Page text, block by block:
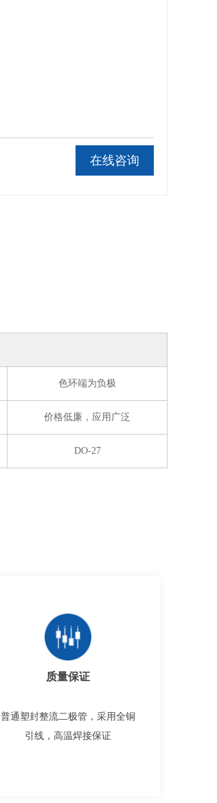
在线咨询
色环端为负极
价格低廉，应用广泛
DO-27
质量保证
普通塑封整流二极管，采用全铜
引线，高温焊接保证